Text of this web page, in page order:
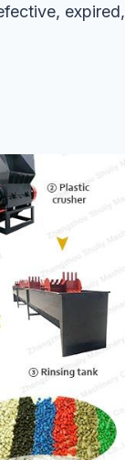
expired,